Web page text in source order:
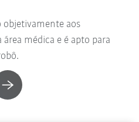
objetivamente aos
médica e é apto para